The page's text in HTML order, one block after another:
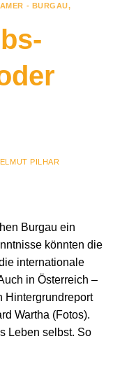
- BURGAU,
PILHAR
Burgau ein
könnten die
internationale
in Österreich –
Hintergrundreport
Wartha (Fotos).
Leben selbst. So